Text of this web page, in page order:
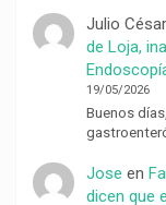
Julio
de Loja,
19/05/2026
Buenos
Jose en
dicen que